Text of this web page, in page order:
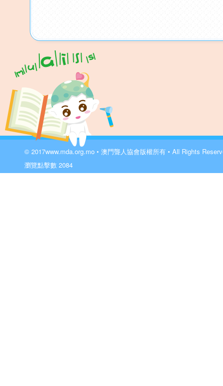
© 2017www.mda.org.mo • 澳門聾人協會版權所有 • All Rights
瀏覽點擊數 2084